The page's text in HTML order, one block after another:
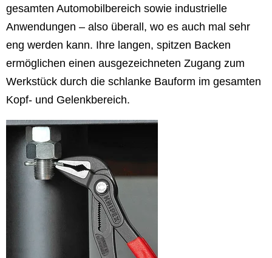
gesamten Automobilbereich sowie industrielle
Anwendungen – also überall, wo es auch mal sehr
eng werden kann. Ihre langen, spitzen Backen
ermöglichen einen ausgezeichneten Zugang zum
Werkstück durch die schlanke Bauform im gesamten
Kopf- und Gelenkbereich.